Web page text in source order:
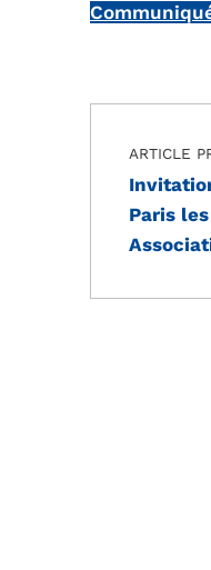
Skip back to main navigation
Navigation
ARTICLE
Paris